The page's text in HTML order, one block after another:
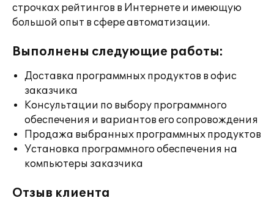
строчках рейтингов в Интернете и имеющую
большой опыт в сфере автоматизации.
Выполнены следующие работы:
Доставка программных продуктов в офис
заказчика
Консультации по выбору программного
обеспечения и вариантов его сопровождения
Продажа выбранных программных продуктов
Установка программного обеспечения на
компьютеры заказчика
Отзыв клиента